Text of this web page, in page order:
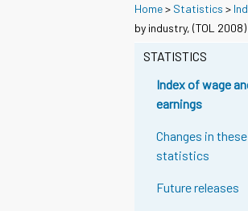
Home> Statistics >
by industry, (TOL 2008)
STATISTICS
Index of wage
earnings
Changes in these
statistics
Future releases